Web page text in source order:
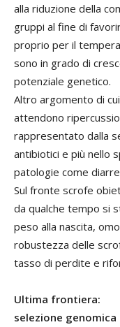
alla riduzione della
gruppi al fine di
proprio per il
sono in grado di
potenziale genetico.
Altro argomento di
attendono
rappresentato dalla
antibiotici e più nello
patologie come
Sul fronte scrofe
da qualche tempo si
peso alla nascita,
robustezza delle
tasso di perdite e
Ultima frontiera:
selezione genomica